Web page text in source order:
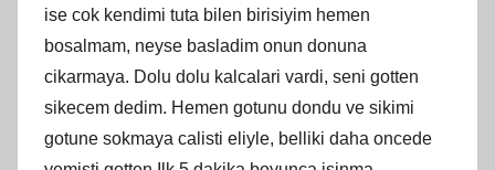
ise cok kendimi tuta bilen birisiyim hemen
bosalmam, neyse basladim onun donuna
cikarmaya. Dolu dolu kalcalari vardi, seni gotten
sikecem dedim. Hemen gotunu dondu ve sikimi
gotune sokmaya calisti eliyle, belliki daha oncede